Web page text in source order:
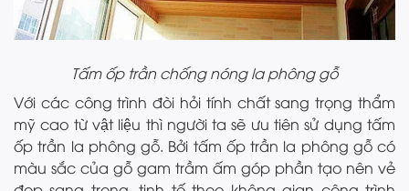
Tấm ốp trần chống nóng la phông gỗ
Với các công trình đòi hỏi tính chất sang trọng thẩm
mỹ cao từ vật liệu thì người ta sẽ ưu tiên sử dụng tấm
ốp trần la phông gỗ. Bởi tấm ốp trần la phông gỗ có
màu sắc của gỗ gam trầm ấm góp phần tạo nên vẻ